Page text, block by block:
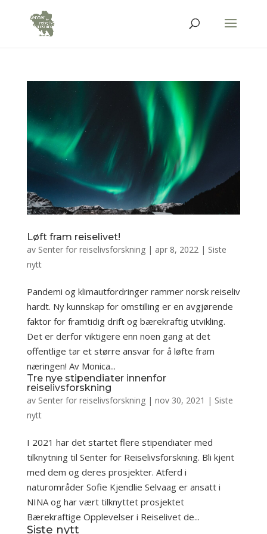
Løft fram reiselivet!
av Senter for reiselivsforskning| apr 8, 2022| Siste
nytt
Pandemi og klimautfordringer rammer norsk reiseliv
hardt. Ny kunnskap for omstilling er en avgjørende
faktor for framtidig drift og bærekraftig utvikling.
Det er derfor viktigere enn noen gang at det
offentlige tar et større ansvar for å løfte fram
næringen! Av Monica...
Tre nye stipendiater innenfor
reiselivsforskning
av Senter for reiselivsforskning| nov 30, 2021 | Siste
nytt
I 2021 har det startet flere stipendiater med
tilknytning til Senter for Reiselivsforskning. Bli kjent
med dem og deres prosjekter. Atferd i
naturområder Sofie Kjendlie Selvaag er ansatt i
NINA og har vært tilknyttet prosjektet
Bærekraftige Opplevelser i Reiselivet de...
Siste nytt